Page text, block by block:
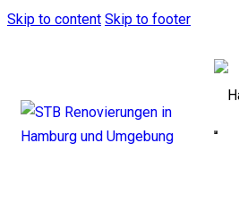
Skip to content Skip to footer